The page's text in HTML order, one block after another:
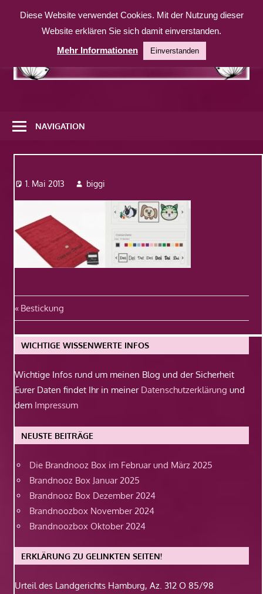
Inhalt
weitere
Website
NAVIGATION
1. Mai 2013 biggi
Beitragsnavigation
Vorheriger
Beitrag:
Bestickung
WICHTIGE WISSENWERTE INFOS
Wichtige Infos rund um meinen Blog und der Sicherheit
Eurer Daten findet Ihr in meiner Datenschutzerklärung und
dem Impressum
NEUSTE BEITRÄGE
Die Brandnooz Box im Februar und März 2025
Brandnooz Box Januar 2025
Brandnooz Box Dezember 2024
Brandnoozbox November 2024
Brandnoozbox Oktober 2024
ERKLÄRUNG ZU GELINKTEN SEITEN!
Urteil des Landgerichts Hamburg, Az. 312 O 85/98
Diese Website verwendet Cookies. Mit der Nutzung dieser
Website erklären Sie sich damit einverstanden.
Mehr Informationen
Einverstanden